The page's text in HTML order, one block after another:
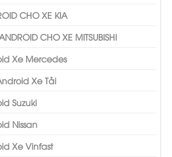
CHO XE KIA
CHO XE MITSUBISHI
Xe Mercedes
Xe Tải
Suzuki
Nissan
Xe Vinfast